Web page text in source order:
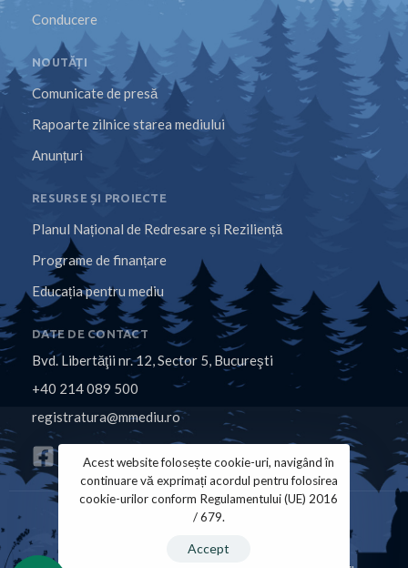
Conducere
NOUTĂȚI
Comunicate de presă
Rapoarte zilnice starea mediului
Anunțuri
RESURSE ȘI PROIECTE
Planul Național de Redresare și Reziliență
Programe de finanțare
Educația pentru mediu
DATE DE CONTACT
Bvd. Libertăţii nr. 12, Sector 5, Bucureşti
+40 214 089 500
registratura@mmediu.ro
Acest website folosește cookie-uri, navigând în
continuare vă exprimați acordul pentru folosirea
cookie-urilor conform Regulamentului (UE) 2016
/ 679.
Accept